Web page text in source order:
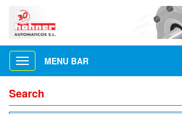
Toggle
navigation
MENU BAR
Search